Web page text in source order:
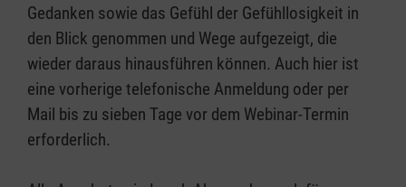
Gedanken sowie das Gefühl der Gefühllosigkeit in
den Blick genommen und Wege aufgezeigt, die
wieder daraus hinausführen können. Auch hier ist
eine vorherige telefonische Anmeldung oder per
Mail bis zu sieben Tage vor dem Webinar-Termin
erforderlich.